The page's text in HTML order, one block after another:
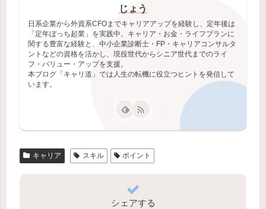
じょう
日系企業から外資系CFOまでキャリアアップを経験し、定年後は
「定年ぼっち起業」を実践中。キャリア・お金・ライフプランに
関する豊富な経験と、中小企業診断士・FP・キャリアコンサルタ
ントなどの資格を活かし、現役世代からシニア世代までのライ
フ・バリュー・アップを支援。
本ブログ「キャリ道」では人生の転機に役立つヒントを発信して
います。
キャリア スキル ポイント
シェアする